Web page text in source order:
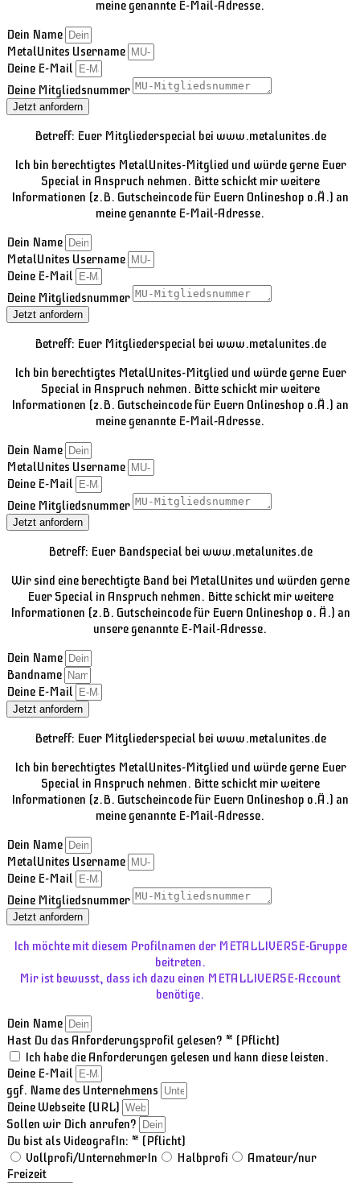
meine genannte E-Mail-Adresse.
Dein Name
MetalUnites Username
Deine E-Mail
Deine Mitgliedsnummer
Jetzt anfordern
Betreff: Euer Mitgliederspecial bei www.metalunites.de
Ich bin berechtigtes MetalUnites-Mitglied und würde gerne Euer
Special in Anspruch nehmen. Bitte schickt mir weitere
Informationen (z.B. Gutscheincode für Euern Onlineshop o.Ä.) an
meine genannte E-Mail-Adresse.
Dein Name
MetalUnites Username
Deine E-Mail
Deine Mitgliedsnummer
Jetzt anfordern
Betreff: Euer Mitgliederspecial bei www.metalunites.de
Ich bin berechtigtes MetalUnites-Mitglied und würde gerne Euer
Special in Anspruch nehmen. Bitte schickt mir weitere
Informationen (z.B. Gutscheincode für Euern Onlineshop o.Ä.) an
meine genannte E-Mail-Adresse.
Dein Name
MetalUnites Username
Deine E-Mail
Deine Mitgliedsnummer
Jetzt anfordern
Betreff: Euer Bandspecial bei www.metalunites.de
Wir sind eine berechtigte Band bei MetalUnites und würden gerne
Euer Special in Anspruch nehmen. Bitte schickt mir weitere
Informationen (z.B. Gutscheincode für Euern Onlineshop o. Ä.) an
unsere genannte E-Mail-Adresse.
Dein Name
Bandname
Deine E-Mail
Jetzt anfordern
Betreff: Euer Mitgliederspecial bei www.metalunites.de
Ich bin berechtigtes MetalUnites-Mitglied und würde gerne Euer
Special in Anspruch nehmen. Bitte schickt mir weitere
Informationen (z.B. Gutscheincode für Euern Onlineshop o.Ä.) an
meine genannte E-Mail-Adresse.
Dein Name
MetalUnites Username
Deine E-Mail
Deine Mitgliedsnummer
Jetzt anfordern
Ich möchte mit diesem Profilnamen der METALLIVERSE-Gruppe
beitreten.
Mir ist bewusst, dass ich dazu einen METALLIVERSE-Account
benötige.
Dein Name
Hast Du das Anforderungsprofil gelesen? * (Pflicht)
Ich habe die Anforderungen gelesen und kann diese leisten.
Deine E-Mail
ggf. Name des Unternehmens
Deine Webseite (URL)
Sollen wir Dich anrufen?
Du bist als VideografIn: * (Pflicht)
Vollprofi/UnternehmerIn
Halbprofi
Amateur/nur
Freizeit